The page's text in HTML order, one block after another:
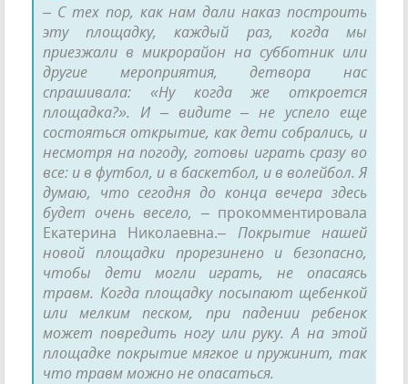
– С тех пор, как нам дали наказ построить
эту площадку, каждый раз, когда мы
приезжали в микрорайон на субботник или
другие мероприятия, детвора нас
спрашивала: «Ну когда же откроется
площадка?». И – видите – не успело еще
состояться открытие, как дети собрались, и
несмотря на погоду, готовы играть сразу во
все: и в футбол, и в баскетбол, и в волейбол. Я
думаю, что сегодня до конца вечера здесь
будет очень весело, – прокомментировала
Екатерина Николаевна.– Покрытие нашей
новой площадки прорезинено и безопасно,
чтобы дети могли играть, не опасаясь
травм. Когда площадку посыпают щебенкой
или мелким песком, при падении ребенок
может повредить ногу или руку. А на этой
площадке покрытие мягкое и пружинит, так
что травм можно не опасаться.